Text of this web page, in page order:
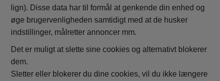
lign). Disse data har til formål at genkende din enhed og
øge brugervenligheden samtidigt med at de husker
indstillinger, målretter annoncer mm.
Det er muligt at slette sine cookies og alternativt blokerer
dem.
Sletter eller blokerer du dine cookies, vil du ikke længere